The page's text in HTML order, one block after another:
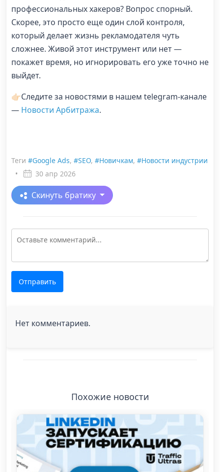
профессиональных хакеров? Вопрос спорный.
Скорее, это просто еще один слой контроля,
который делает жизнь рекламодателя чуть
сложнее. Живой этот инструмент или нет —
покажет время, но игнорировать его уже точно не
выйдет.
👉🏻Следите за новостями в нашем telegram-канале
— Новости Арбитража.
Теги #Google Ads, #SEO, #Новичкам, #Новости индустрии
•
30 апр 2026
Скинуть братику
Отправить
Нет комментариев.
Похожие новости